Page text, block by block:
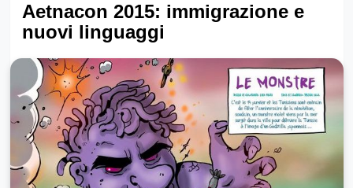
Aetnacon 2015: immigrazione e
nuovi linguaggi